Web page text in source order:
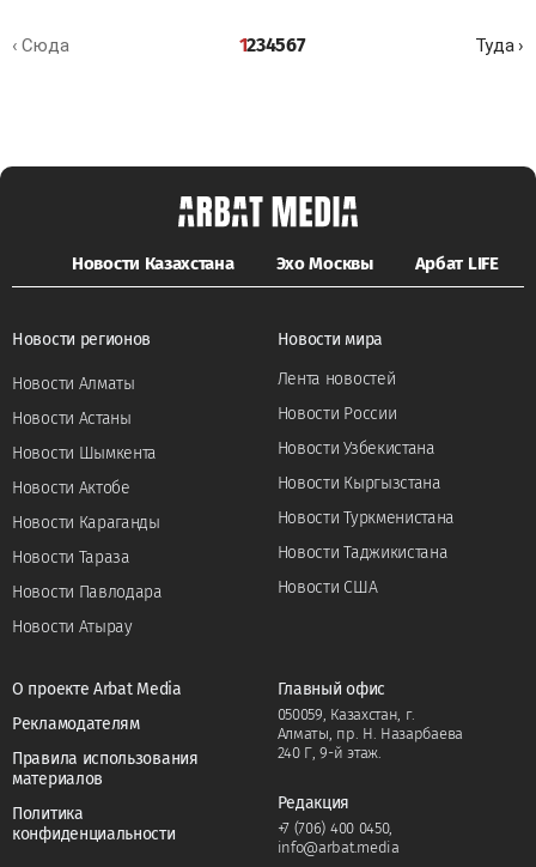
‹ Сюда 1234567 Туда ›
Новости Казахстана Эхо Москвы Арбат LIFE
Новости регионов
Новости Алматы
Новости Астаны
Новости Шымкента
Новости Актобе
Новости Караганды
Новости Тараза
Новости Павлодара
Новости Атырау
Новости мира
Лента новостей
Новости России
Новости Узбекистана
Новости Кыргызстана
Новости Туркменистана
Новости Таджикистана
Новости США
О проекте Arbat Media
Рекламодателям
Правила использования
материалов
Политика
конфиденциальности
Главный офис
050059, Казахстан, г.
Алматы, пр. Н. Назарбаева
240 Г, 9-й этаж.
Редакция
+7 (706) 400 0450,
info@arbat.media